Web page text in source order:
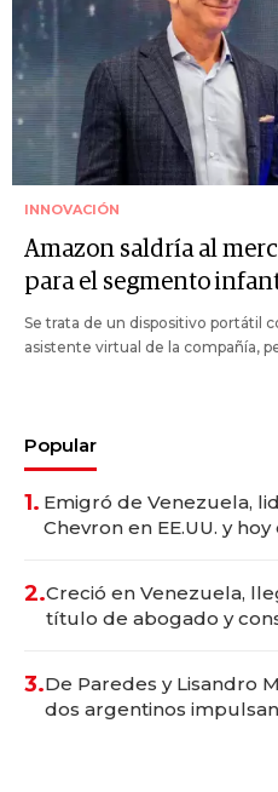
INNOVACIÓN
Amazon saldría al
para el segmento
Se trata de un dispositivo portátil
asistente virtual de la compañía,
Popular
1. Emigró de Venezuela,
Chevron en EE.UU. y
2.Creció en Venezuela,
título de abogado y
3.De Paredes y Lisandro
dos argentinos